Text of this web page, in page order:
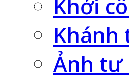
Khởi
Khánh
Ảnh tư